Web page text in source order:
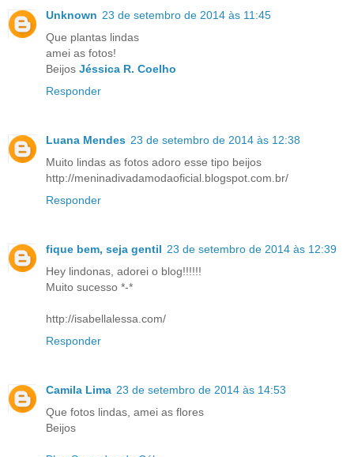
Unknown 23 de setembro de 2014 às 11:45
Que plantas lindas
amei as fotos!
Beijos Jéssica R. Coelho
Responder
Luana Mendes 23 de setembro de 2014 às 12:38
Muito lindas as fotos adoro esse tipo beijos
http://meninadivadamodaoficial.blogspot.com.br/
Responder
fique bem, seja gentil 23 de setembro de 2014 às 12:39
Hey lindonas, adorei o blog!!!!!!
Muito sucesso *-*
http://isabellalessa.com/
Responder
Camila Lima 23 de setembro de 2014 às 14:53
Que fotos lindas, amei as flores
Beijos